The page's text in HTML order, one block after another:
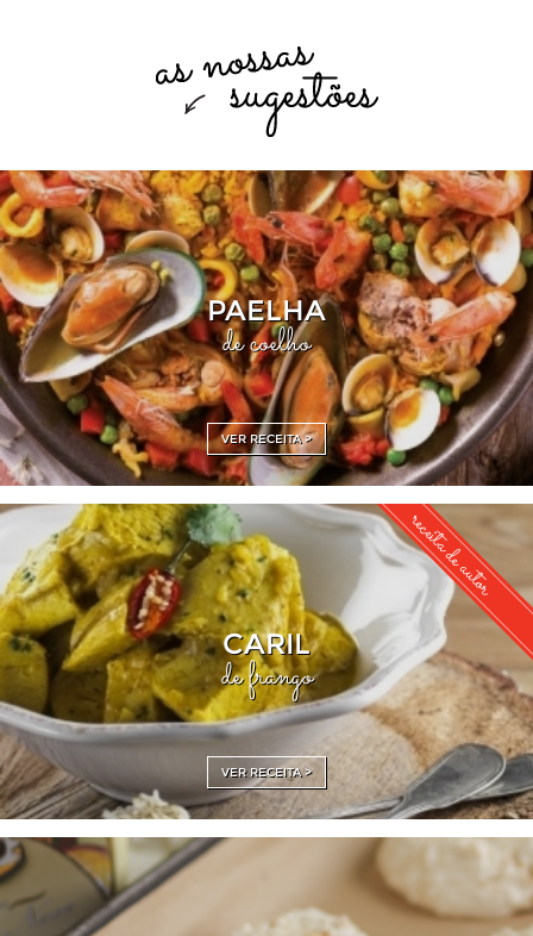
PAELHA
de coelho
VER RECEITA >
receita de autor
CARIL
de frango
VER RECEITA >